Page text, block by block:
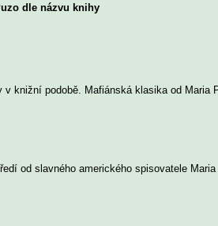
dle názvu knihy
v knižní podobě. Mafiánská klasika od
od slavného amerického spisovatele